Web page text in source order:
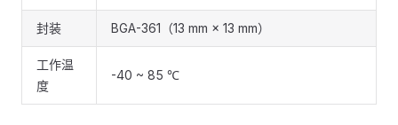
封装 BGA-361（13 mm × 13 mm）
工作温
度
-40 ~ 85 ℃